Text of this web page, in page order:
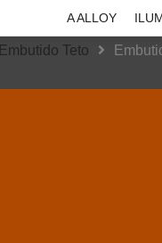
A ALLOY
Embutido Teto